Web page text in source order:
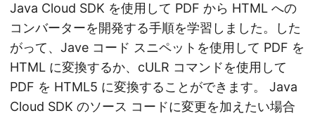
Java Cloud SDK を使用して PDF から HTML への
コンバーターを開発する手順を学習しました。した
がって、Jave コード スニペットを使用して PDF を
HTML に変換するか、cULR コマンドを使用して
PDF を HTML5 に変換することができます。 Java
Cloud SDK のソース コードに変更を加えたい場合